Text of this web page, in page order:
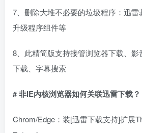
7、删除大堆不必要的垃圾程序：迅雷
升级程序组件等
8、此精简版支持接管浏览器下载、
下载、字幕搜索
# 非IE内核浏览器如何关联迅雷下载？
Chrom/Edge：装[迅雷下载支持]扩展